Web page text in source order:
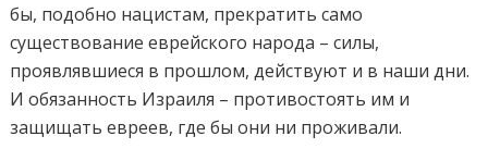
бы, подобно нацистам, прекратить само
существование еврейского народа – силы,
проявлявшиеся в прошлом, действуют и в наши дни.
И обязанность Израиля – противостоять им и
защищать евреев, где бы они ни проживали.